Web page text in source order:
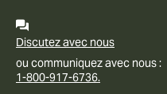
Discutez avec nous
ou communiquez avec nous :
1-800-917-6736.